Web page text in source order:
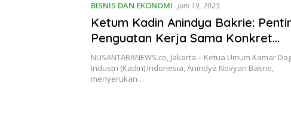
BISNIS DAN EKONOMI Juni 19, 2025
Ketum Kadin Anindya Bakrie:
Penguatan Kerja Sama Konkret
Indonesia dan Belanda
NUSANTARANEWS.co, Jakarta – Ketua Umum Kamar
Industri (Kadin) Indonesia, Anindya Novyan Bakrie,
menyerukan…